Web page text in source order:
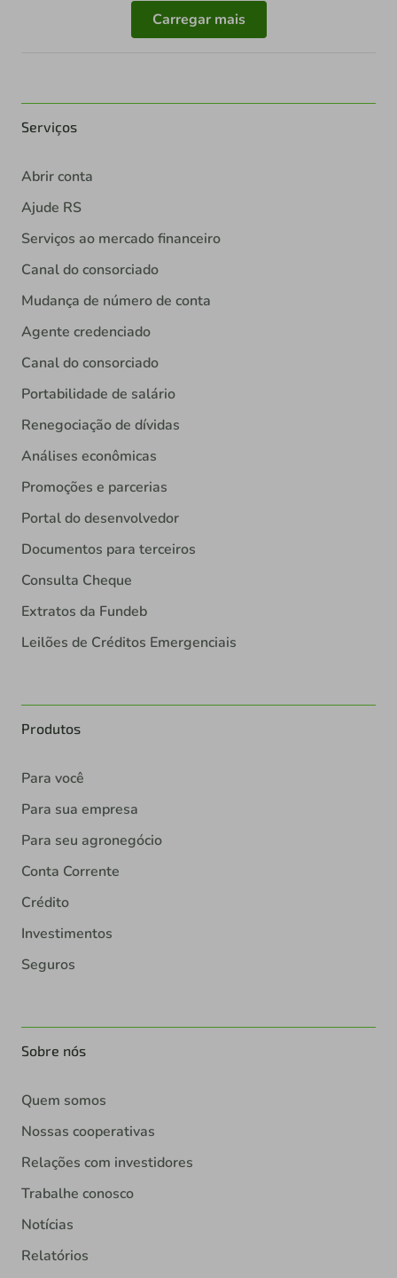
Carregar mais
Serviços
Abrir conta
Ajude RS
Serviços ao mercado financeiro
Canal do consorciado
Mudança de número de conta
Agente credenciado
Canal do consorciado
Portabilidade de salário
Renegociação de dívidas
Análises econômicas
Promoções e parcerias
Portal do desenvolvedor
Documentos para terceiros
Consulta Cheque
Extratos da Fundeb
Leilões de Créditos Emergenciais
Produtos
Para você
Para sua empresa
Para seu agronegócio
Conta Corrente
Crédito
Investimentos
Seguros
Sobre nós
Quem somos
Nossas cooperativas
Relações com investidores
Trabalhe conosco
Notícias
Relatórios